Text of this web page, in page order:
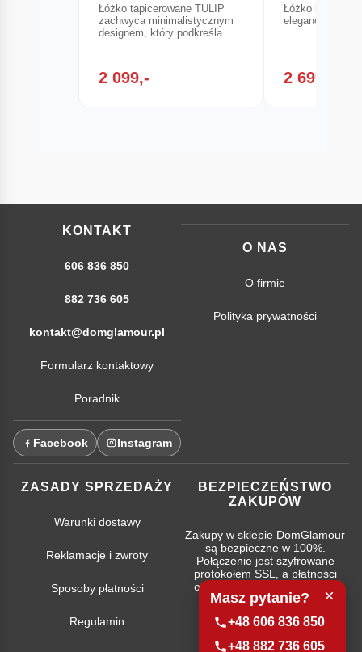
Łóżko tapicerowane TULIP
zachwyca minimalistycznym
designem, który podkreśla
2 099,-
Łóżko
elegancja i
2 699,-
KONTAKT
606 836 850
882 736 605
kontakt@domglamour.pl
Formularz kontaktowy
Poradnik
Facebook Instagram
O NAS
O firmie
Polityka prywatności
ZASADY SPRZEDAŻY
Warunki dostawy
Reklamacje i zwroty
Sposoby płatności
Regulamin
BEZPIECZEŃSTWO
ZAKUPÓW
Zakupy w sklepie DomGlamour
są bezpieczne w 100%.
Połączenie jest szyfrowane
protokołem SSL, a płatności
obsługują najpopularniejsze
systemy bankowe.
×
Masz pytanie?
+48 606 836 850
+48 882 736 605